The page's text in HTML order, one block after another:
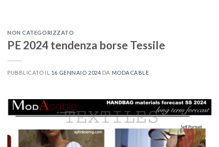
NON CATEGORIZZATO
PE 2024 tendenza borse Tessile
PUBBLICATO IL 16 GENNAIO 2024 DA MODACABLE